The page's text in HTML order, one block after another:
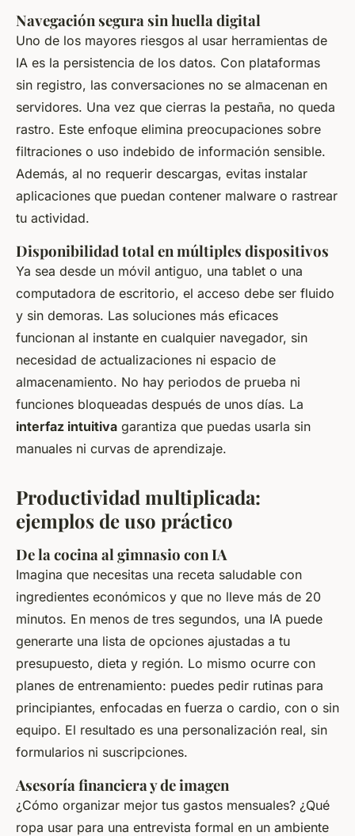
Navegación segura sin huella digital
Uno de los mayores riesgos al usar herramientas de
IA es la persistencia de los datos. Con plataformas
sin registro, las conversaciones no se almacenan en
servidores. Una vez que cierras la pestaña, no queda
rastro. Este enfoque elimina preocupaciones sobre
filtraciones o uso indebido de información sensible.
Además, al no requerir descargas, evitas instalar
aplicaciones que puedan contener malware o rastrear
tu actividad.
Disponibilidad total en múltiples dispositivos
Ya sea desde un móvil antiguo, una tablet o una
computadora de escritorio, el acceso debe ser fluido
y sin demoras. Las soluciones más eficaces
funcionan al instante en cualquier navegador, sin
necesidad de actualizaciones ni espacio de
almacenamiento. No hay periodos de prueba ni
funciones bloqueadas después de unos días. La
interfaz intuitiva garantiza que puedas usarla sin
manuales ni curvas de aprendizaje.
Productividad multiplicada:
ejemplos de uso práctico
De la cocina al gimnasio con IA
Imagina que necesitas una receta saludable con
ingredientes económicos y que no lleve más de 20
minutos. En menos de tres segundos, una IA puede
generarte una lista de opciones ajustadas a tu
presupuesto, dieta y región. Lo mismo ocurre con
planes de entrenamiento: puedes pedir rutinas para
principiantes, enfocadas en fuerza o cardio, con o sin
equipo. El resultado es una personalización real, sin
formularios ni suscripciones.
Asesoría financiera y de imagen
¿Cómo organizar mejor tus gastos mensuales? ¿Qué
ropa usar para una entrevista formal en un ambiente